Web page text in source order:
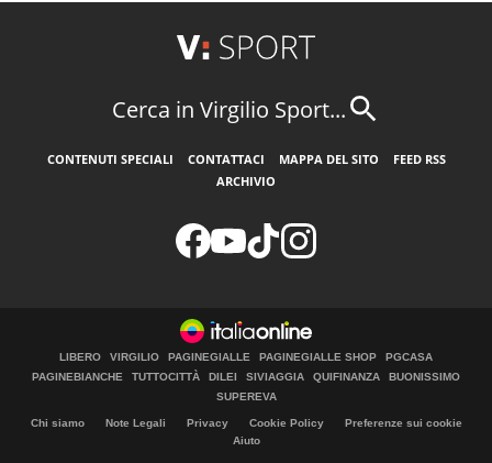
Cerca in Virgilio Sport...
CONTENUTI SPECIALI CONTATTACI MAPPA DEL SITO
FEED RSS
ARCHIVIO
LIBERO VIRGILIO PAGINEGIALLE PAGINEGIALLE SHOP
PGCASA
PAGINEBIANCHE
TUTTOCITTÀ DILEI SIVIAGGIA QUIFINANZA
BUONISSIMO
SUPEREVA
Chi siamo Note Legali Privacy Cookie Policy
Preferenze sui cookie
Aiuto